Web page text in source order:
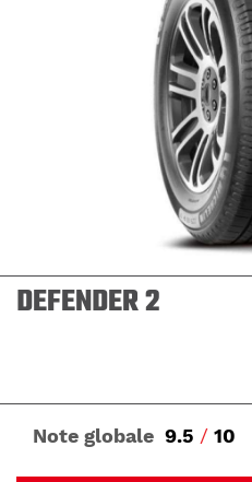
DEFENDER 2
Note globale 9.5 / 10